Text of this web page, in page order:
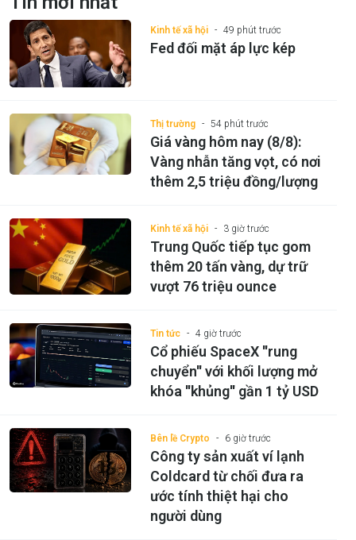
Kinh tế xã hội 49 phút trước
Fed đối mặt áp lực kép
Thị trường 54 phút trước
Giá vàng hôm nay (8/8):
Vàng nhẫn tăng vọt, có nơi
thêm 2,5 triệu đồng/lượng
Kinh tế xã hội 3 giờ trước
Trung Quốc tiếp tục gom
thêm 20 tấn vàng, dự trữ
vượt 76 triệu ounce
Tin tức 4 giờ trước
Cổ phiếu SpaceX ''rung
chuyển'' với khối lượng mở
khóa ''khủng'' gần 1 tỷ USD
Bên lề Crypto 6 giờ trước
Công ty sản xuất ví lạnh
Coldcard từ chối đưa ra
ước tính thiệt hại cho
người dùng